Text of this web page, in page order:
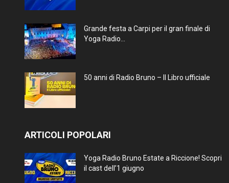
Grande festa a Carpi per il gran finale di
Yoga Radio...
50 anni di Radio Bruno – Il Libro ufficiale
ARTICOLI POPOLARI
Yoga Radio Bruno Estate a Riccione! Scopri
il cast dell’1 giugno